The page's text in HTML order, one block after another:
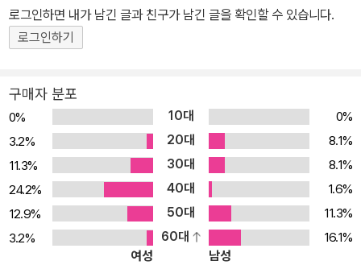
에게 올바른 길잡이가 되어줄 것입니다. 새로운 작가들이 어떤 언어
와 감성으로 이야기를 풀어내고, 어떤 주제로 시대의 목소리를 담아
냈는지 확인할 수 있는 좋은 참고자료가 될 것입니다. 일반 독자들에
기회를 제공할 것입니다. 문학평론, 영화평론에 관심이 있는 지망작
가들에게 귀중한 자료가 될 것입니다.
로그인하면 내가 남긴 글과 친구가 남긴 글을 확인할 수 있습니다.
로그인하기
구매자 분포
0% 10대
0%
3.2%
20대
8.1%
11.3%
30대
8.1%
24.2%
40대
1.6%
12.9%
50대
11.3%
3.2%
60대
16.1%
여성
남성